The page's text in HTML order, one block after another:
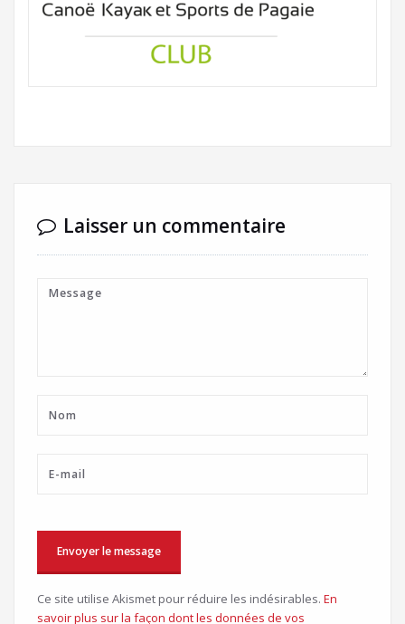
Laisser un commentaire
Ce site utilise Akismet pour réduire les indésirables. En
savoir plus sur la façon dont les données de vos